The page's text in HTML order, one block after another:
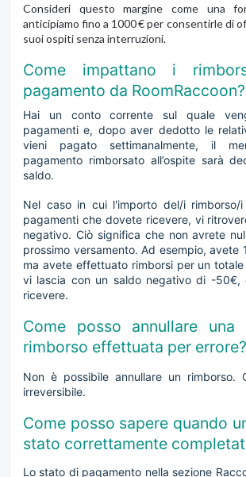
Consideri questo margine come una
anticipiamo fino a 1000 € per consentirle di
suoi ospiti senza interruzioni.
Come impattano i
pagamento da RoomRaccoon?
Hai un conto corrente sul quale
pagamenti e, dopo aver dedotto le
vieni pagato settimanalmente, il
pagamento rimborsato all’ospite sarà
saldo.
Nel caso in cui l'importo del/i rimborso/
pagamenti che dovete ricevere, vi
negativo. Ciò significa che non avrete
prossimo versamento. Ad esempio, avete
ma avete effettuato rimborsi per un
vi lascia con un saldo negativo di -50€,
ricevere.
Come posso annullare una
rimborso effettuata per errore?
Non è possibile annullare un rimborso.
irreversibile.
Come posso sapere quando
stato correttamente
Lo stato di pagamento nella sezione